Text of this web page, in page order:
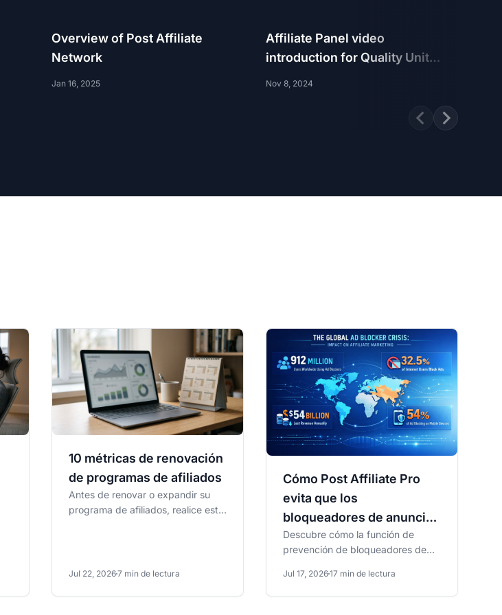
Overview of Post Affiliate
Network
Jan 16, 2025
Affiliate Panel video
introduction for Quality Unit
Nov 8, 2024
10 métricas de renovación
de programas de afiliados
Antes de renovar o expandir su
programa de afiliados, realice esta
Jul 22, 20267 min de lectura
Cómo Post Affiliate Pro
evita que los
bloqueadores de anuncios
deshabiliten el
seguimiento
Descubre cómo la función de
prevención de bloqueadores de
protege tus banners de...
Jul 17, 202617 min de lectura